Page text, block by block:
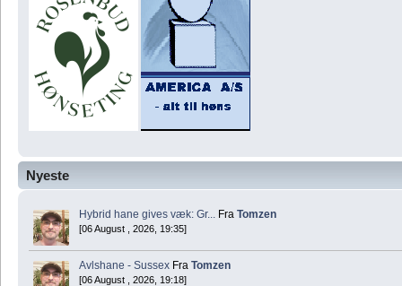
Nyeste
Hybrid hane gives væk: Gr... Fra Tomzen
[06 August , 2026, 19:35]
Avlshane - Sussex Fra Tomzen
[06 August , 2026, 19:18]